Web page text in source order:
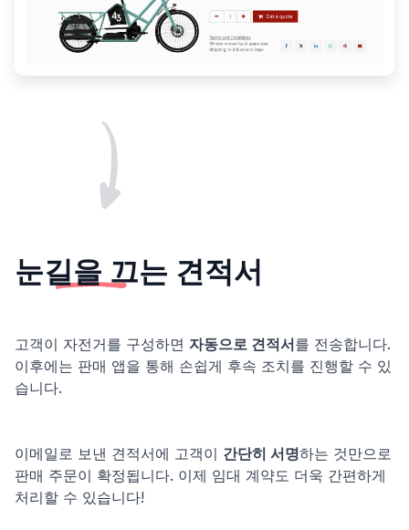
눈길을 끄는 견적서
고객이 자전거를 구성하면 자동으로 견적서를 전송합니다.
이후에는 판매 앱을 통해 손쉽게 후속 조치를 진행할 수 있
습니다.
이메일로 보낸 견적서에 고객이 간단히 서명하는 것만으로
판매 주문이 확정됩니다. 이제 임대 계약도 더욱 간편하게
처리할 수 있습니다!